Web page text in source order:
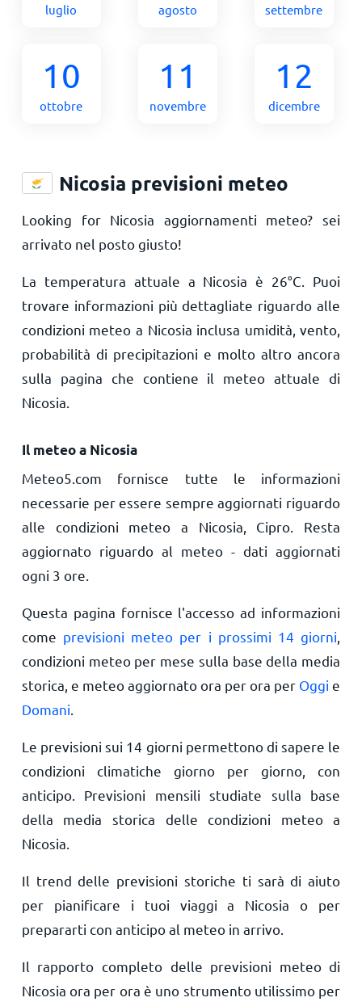
luglio agosto settembre
10
ottobre
11
novembre
12
dicembre
Nicosia previsioni meteo
Looking for Nicosia aggiornamenti meteo? sei
arrivato nel posto giusto!
La temperatura attuale a Nicosia è 26°C . Puoi
trovare informazioni più dettagliate riguardo alle
condizioni meteo a Nicosia inclusa umidità, vento,
probabilità di precipitazioni e molto altro ancora
sulla pagina che contiene il meteo attuale di
Nicosia.
Il meteo a Nicosia
Meteo5.com fornisce tutte le informazioni
necessarie per essere sempre aggiornati riguardo
alle condizioni meteo a Nicosia, Cipro. Resta
aggiornato riguardo al meteo - dati aggiornati
ogni 3 ore.
Questa pagina fornisce l'accesso ad informazioni
come previsioni meteo per i prossimi 14 giorni
condizioni meteo per mese sulla base della media
storica, e meteo aggiornato ora per ora per Oggi e
Domani
Le previsioni sui 14 giorni permettono di sapere le
condizioni climatiche giorno per giorno, con
anticipo. Previsioni mensili studiate sulla base
della media storica delle condizioni meteo a
Nicosia.
Il trend delle previsioni storiche ti sarà di aiuto
per pianificare i tuoi viaggi a Nicosia o per
prepararti con anticipo al meteo in arrivo.
Il rapporto completo delle previsioni meteo di
Nicosia ora per ora è uno strumento utilissimo per